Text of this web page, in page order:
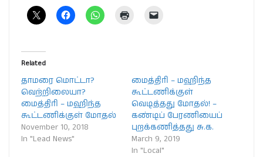
Related
தாமரை மொட்டா?
வெற்றிலையா?
மைத்திரி – மஹிந்த
கூட்டணிக்குள் மோதல்
November 10, 2018
In "Lead News"
மைத்திரி – மஹிந்த
கூட்டணிக்குள்
வெடித்தது மோதல்! –
கண்டிப் பேரணியைப்
புறக்கணித்தது சு.க.
March 9, 2019
In "Local"